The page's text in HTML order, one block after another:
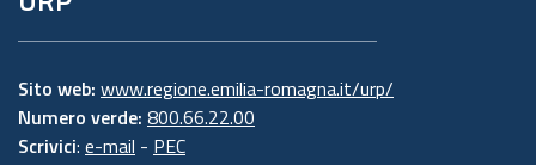
Sito web: www.regione.emilia-romagna.it/urp/
Numero verde: 800.66.22.00
Scrivici: e-mail - PEC